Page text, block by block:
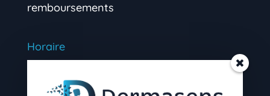
remboursements
Horaire
Mardi 9h00 – 16h30 (soir sur rendez-vous)